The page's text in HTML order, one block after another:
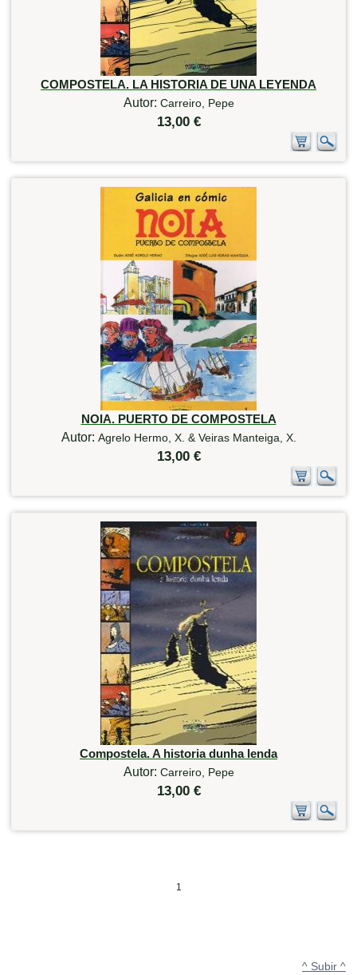
COMPOSTELA. LA HISTORIA DE UNA LEYENDA
Autor: Carreiro, Pepe
13,00 €
NOIA. PUERTO DE COMPOSTELA
Autor: Agrelo Hermo, X. & Veiras Manteiga, X.
13,00 €
Compostela. A historia dunha lenda
Autor: Carreiro, Pepe
13,00 €
1
^ Subir ^